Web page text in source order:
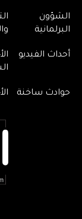
الشؤون
البرلمانية
أحداث الفيديو
حوادث ساخنة